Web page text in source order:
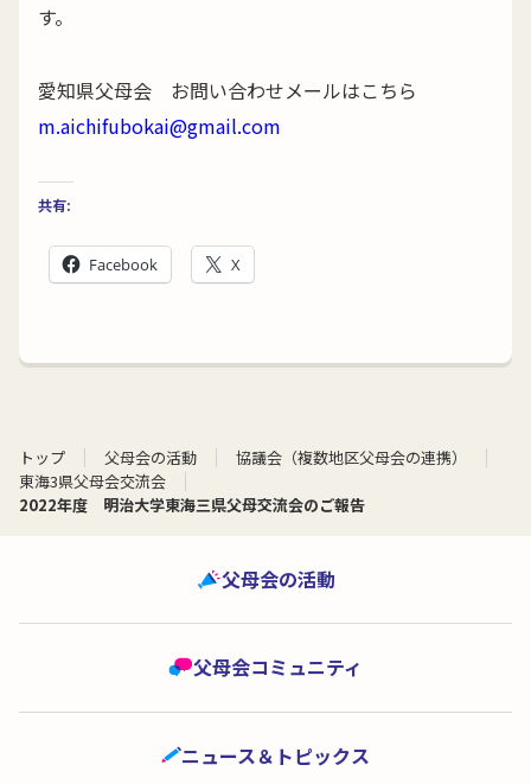
す。
愛知県父母会 お問い合わせメールはこちら
m.aichifubokai@gmail.com
共有:
Facebook X
トップ 父母会の活動
協議会（複数地区父母会の連携）
東海3県父母会交流会
2022年度 明治大学東海三県父母交流会のご報告
父母会の活動
父母会コミュニティ
ニュース＆トピックス